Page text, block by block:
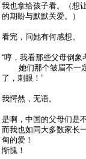
我也拿给孩子看。（想
的期盼与默默关爱。）
看完，问她有何感想。
“哼，我看那些父母倒象
她们那个皱眉不一定
了，刺眼！”
我愕然，无语。
是啊，中国的父母们是
而我也如同大多数家长
甸的爱！
惭愧！